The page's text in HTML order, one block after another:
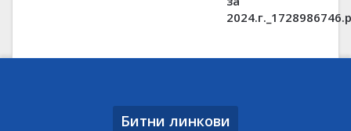
Битни линкови